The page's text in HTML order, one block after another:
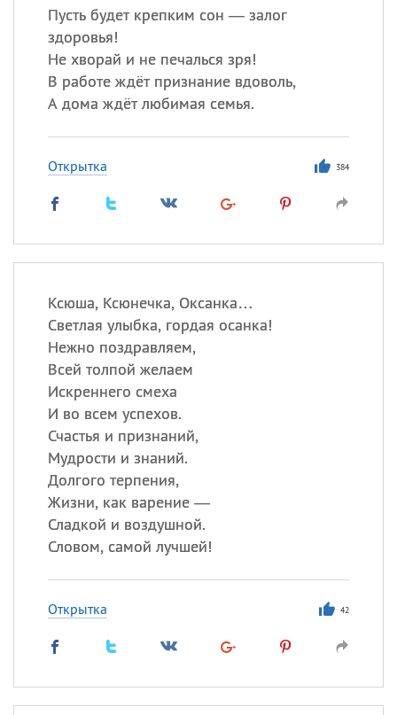
Пусть будет крепким сон — залог
здоровья!
Не хворай и не печалься зря!
В работе ждёт признание вдоволь,
А дома ждёт любимая семья.
Открытка 384
Ксюша, Ксюнечка, Оксанка…
Светлая улыбка, гордая осанка!
Нежно поздравляем,
Всей толпой желаем
Искреннего смеха
И во всем успехов.
Счастья и признаний,
Мудрости и знаний.
Долгого терпения,
Жизни, как варение —
Сладкой и воздушной.
Словом, самой лучшей!
Открытка 42